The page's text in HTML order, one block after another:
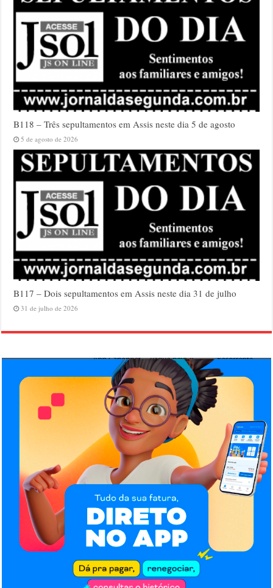
B118 – Três sepultamentos em Assis neste dia 5 de agosto
5 de agosto de 2026
B117 – Dois sepultamentos em Assis neste dia 31 de julho
31 de julho de 2026